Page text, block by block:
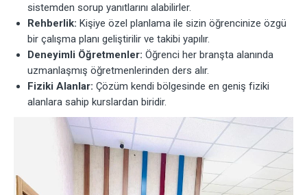
sistemden sorup yanıtlarını alabilirler.
Rehberlik: Kişiye özel planlama ile sizin öğrencinize özgü
bir çalışma planı geliştirilir ve takibi yapılır.
Deneyimli Öğretmenler: Öğrenci her branşta alanında
uzmanlaşmış öğretmenlerinden ders alır.
Fiziki Alanlar: Çözüm kendi bölgesinde en geniş fiziki
alanlara sahip kurslardan biridir.